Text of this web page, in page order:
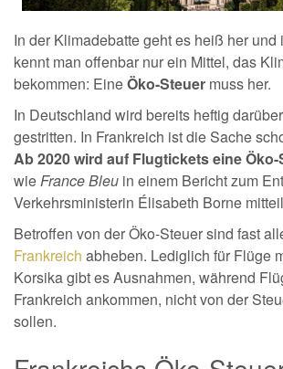
In der Klimadebatte geht es heiß her und
kennt man offenbar nur ein Mittel, das
bekommen: EineÖko-Steuer muss her.
In Deutschland wird bereits heftig
gestritten. In Frankreich ist die Sache
Ab 2020 wird auf Flugtickets eine
wieFrance Bleu in einem Bericht zum
Verkehrsministerin Élisabeth Borne
Betroffen von der Öko-Steuer sind fast
Frankreich abheben. Lediglich für Flüge
Korsika gibt es Ausnahmen, während
Frankreich ankommen, nicht von der
sollen.